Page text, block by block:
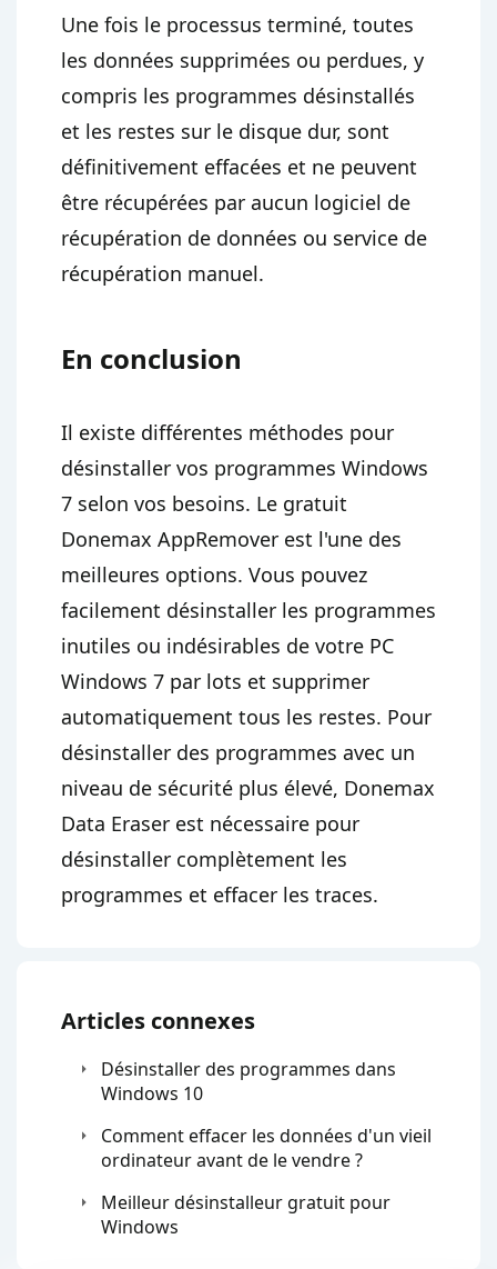
Une fois le processus terminé, toutes
les données supprimées ou perdues, y
compris les programmes désinstallés
et les restes sur le disque dur, sont
définitivement effacées et ne peuvent
être récupérées par aucun logiciel de
récupération de données ou service de
récupération manuel.
En conclusion
Il existe différentes méthodes pour
désinstaller vos programmes Windows
7 selon vos besoins. Le gratuit
Donemax AppRemover est l'une des
meilleures options. Vous pouvez
facilement désinstaller les programmes
inutiles ou indésirables de votre PC
Windows 7 par lots et supprimer
automatiquement tous les restes. Pour
désinstaller des programmes avec un
niveau de sécurité plus élevé, Donemax
Data Eraser est nécessaire pour
désinstaller complètement les
programmes et effacer les traces.
Articles connexes
Désinstaller des programmes dans
Windows 10
Comment effacer les données d'un vieil
ordinateur avant de le vendre ?
Meilleur désinstalleur gratuit pour
Windows